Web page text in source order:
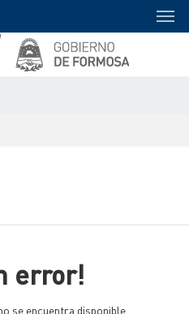
error!
se encuentra disponible.